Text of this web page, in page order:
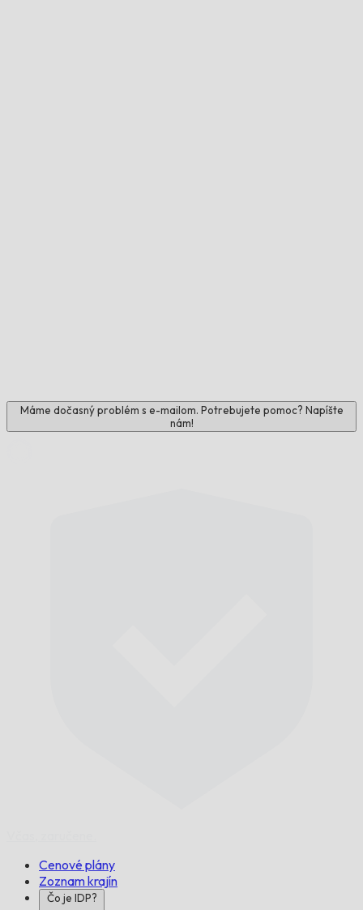
Máme dočasný problém s e-mailom. Potrebujete pomoc? Napíšte
nám!
Cenové plány
Zoznam krajín
Čo je IDP?